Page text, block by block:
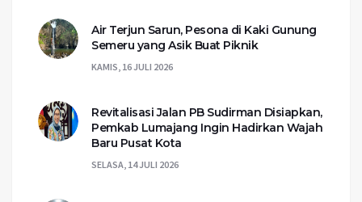
Air Terjun Sarun, Pesona di Kaki Gunung
Semeru yang Asik Buat Piknik
KAMIS, 16 JULI 2026
Revitalisasi Jalan PB Sudirman Disiapkan,
Pemkab Lumajang Ingin Hadirkan Wajah
Baru Pusat Kota
SELASA, 14 JULI 2026